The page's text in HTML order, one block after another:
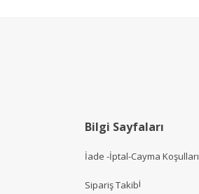
Bilgi Sayfaları
İade -İptal-Cayma Koşulları
Sipariş Takibi